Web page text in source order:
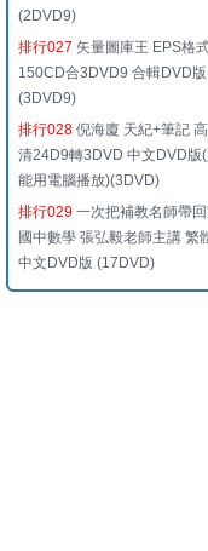
(2DVD9)
排行027 矢量圖庫王 EPS格
150CD合3DVD9 合輯DVD版
(3DVD9)
排行028 倪海廈 天紀+筆記 高
清24D9轉3DVD 中文DVD版(
能用電腦播放)(3DVD)
排行029 一次把補教名師帶
國中數學 張弘毅老師主講 繁
中文DVD版 (17DVD)